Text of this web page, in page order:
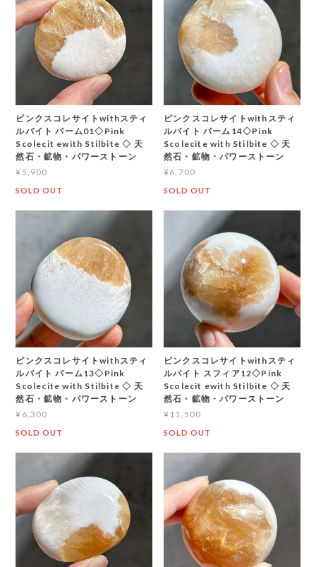
ピンクスコレサイトwithスティ
ルバイト パーム01◇Pink
Scolecit ewith Stilbite ◇ 天
然石・鉱物・パワーストーン
¥5,900
SOLD OUT
ピンクスコレサイトwithスティ
ルバイト パーム14◇Pink
Scolecite with Stilbite ◇ 天
然石・鉱物・パワーストーン
¥6,700
SOLD OUT
ピンクスコレサイトwithスティ
ルバイト パーム13◇Pink
Scolecite with Stilbite ◇ 天
然石・鉱物・パワーストーン
¥6,300
SOLD OUT
ピンクスコレサイトwithスティ
ルバイト スフィア12◇Pink
Scolecit ewith Stilbite ◇ 天
然石・鉱物・パワーストーン
¥11,500
SOLD OUT